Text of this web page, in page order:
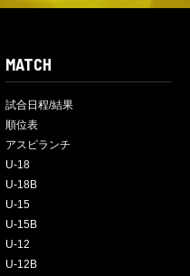
MATCH
試合日程/結果
順位表
アスピランチ
U-18
U-18B
U-15
U-15B
U-12
U-12B